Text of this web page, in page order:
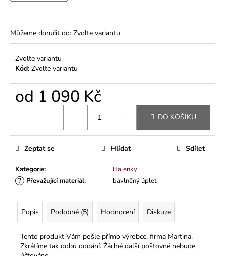
Můžeme doručit do: Zvolte variantu
Zvolte variantu
Kód: Zvolte variantu
od 1 090 Kč
DO KOŠÍKU
Kategorie: Halenky
? Převažující materiál: bavlněný úplet
Zeptat se Hlídat Sdílet
Popis Podobné (5) Hodnocení Diskuze
Tento produkt Vám pošle přímo výrobce, firma Martina.
Zkrátíme tak dobu dodání. Žádné další poštovné nebude